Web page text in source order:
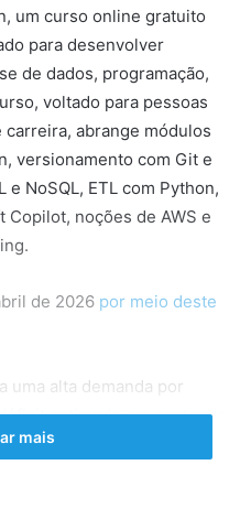
um curso online gratuito
para desenvolver
de dados, programação,
voltado para pessoas
abrange módulos
versionamento com Git e
e NoSQL, ETL com Python,
Copilot, noções de AWS e
de 2026 por meio deste
uma alta demanda por
estimado em centenas
de dados, conforme
mais